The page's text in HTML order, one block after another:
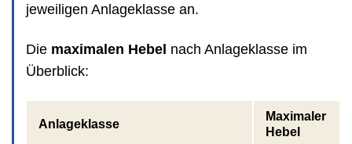
jeweiligen Anlageklasse an.
Die maximalen Hebel nach Anlageklasse im
Überblick:
Anlageklasse
Maximaler
Hebel